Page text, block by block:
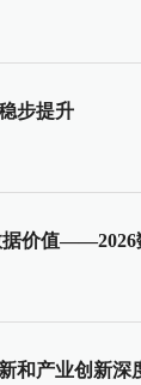
步提升
据价值——2026
和产业创新深